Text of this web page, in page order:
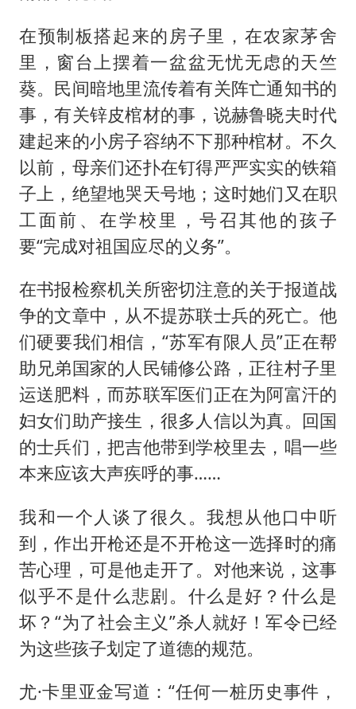
在预制板搭起来的房子里，在农家茅舍
里，窗台上摆着一盆盆无忧无虑的天竺
葵。民间暗地里流传着有关阵亡通知书的
事，有关锌皮棺材的事，说赫鲁晓夫时代
建起来的小房子容纳不下那种棺材。不久
以前，母亲们还扑在钉得严严实实的铁箱
子上，绝望地哭天号地；这时她们又在职
工面前、在学校里，号召其他的孩子
要“完成对祖国应尽的义务”。
在书报检察机关所密切注意的关于报道战
争的文章中，从不提苏联士兵的死亡。他
们硬要我们相信，“苏军有限人员”正在帮
助兄弟国家的人民铺修公路，正往村子里
运送肥料，而苏联军医们正在为阿富汗的
妇女们助产接生，很多人信以为真。回国
的士兵们，把吉他带到学校里去，唱一些
本来应该大声疾呼的事……
我和一个人谈了很久。我想从他口中听
到，作出开枪还是不开枪这一选择时的痛
苦心理，可是他走开了。对他来说，这事
似乎不是什么悲剧。什么是好？什么是
坏？“为了社会主义”杀人就好！军令已经
为这些孩子划定了道德的规范。
尤·卡里亚金写道：“任何一桩历史事件，